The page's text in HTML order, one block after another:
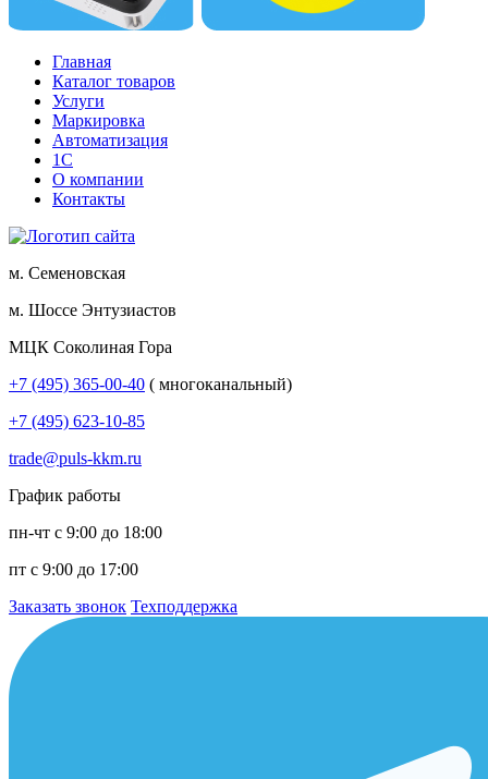
Главная
Каталог товаров
Услуги
Маркировка
Автоматизация
1С
О компании
Контакты
м. Семеновская
м. Шоссе Энтузиастов
МЦК Соколиная Гора
+7 (495) 365-00-40 ( многоканальный)
+7 (495) 623-10-85
trade@puls-kkm.ru
График работы
пн-чт с 9:00 до 18:00
пт с 9:00 до 17:00
Заказать звонок Техподдержка